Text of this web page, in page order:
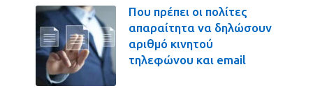
Που πρέπει οι πολίτες
απαραίτητα να δηλώσουν
αριθμό κινητού
τηλεφώνου και email